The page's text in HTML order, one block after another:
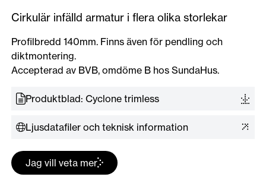
Cirkulär infälld armatur i flera olika storlekar
Profilbredd 140mm. Finns även för pendling och
diktmontering.
Accepterad av BVB, omdöme B hos SundaHus.
Produktblad: Cyclone trimless
Ljusdatafiler och teknisk information
Jag vill veta mer